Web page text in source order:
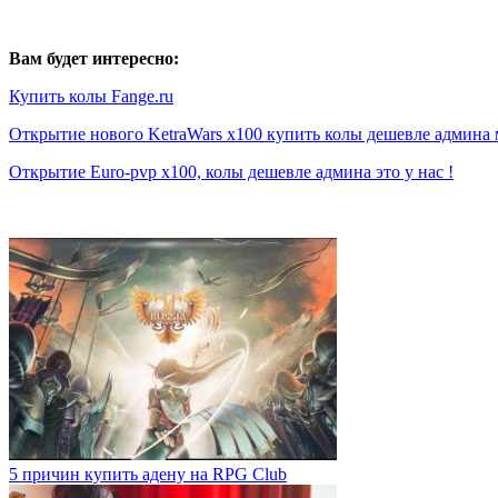
Вам будет интересно:
Купить колы Fange.ru
Открытие нового KetraWars x100 купить колы дешевле админа
Открытие Euro-pvp x100, колы дешевле админа это у нас !
5 причин купить адену на RPG Club